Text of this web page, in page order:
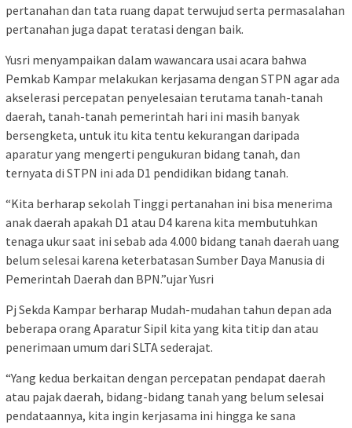
pertanahan dan tata ruang dapat terwujud serta permasalahan
pertanahan juga dapat teratasi dengan baik.
Yusri menyampaikan dalam wawancara usai acara bahwa
Pemkab Kampar melakukan kerjasama dengan STPN agar ada
akselerasi percepatan penyelesaian terutama tanah-tanah
daerah, tanah-tanah pemerintah hari ini masih banyak
bersengketa, untuk itu kita tentu kekurangan daripada
aparatur yang mengerti pengukuran bidang tanah, dan
ternyata di STPN ini ada D1 pendidikan bidang tanah.
“Kita berharap sekolah Tinggi pertanahan ini bisa menerima
anak daerah apakah D1 atau D4 karena kita membutuhkan
tenaga ukur saat ini sebab ada 4.000 bidang tanah daerah uang
belum selesai karena keterbatasan Sumber Daya Manusia di
Pemerintah Daerah dan BPN.”ujar Yusri
Pj Sekda Kampar berharap Mudah-mudahan tahun depan ada
beberapa orang Aparatur Sipil kita yang kita titip dan atau
penerimaan umum dari SLTA sederajat.
“Yang kedua berkaitan dengan percepatan pendapat daerah
atau pajak daerah, bidang-bidang tanah yang belum selesai
pendataannya, kita ingin kerjasama ini hingga ke sana